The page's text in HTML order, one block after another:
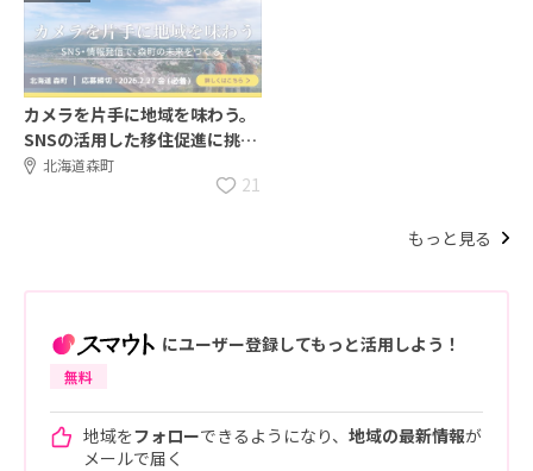
カメラを片手に地域を味わう。
SNSの活用した移住促進に挑戦
する地域おこし協力隊募集！
北海道森町
21
もっと見る
にユーザー登録してもっと活用しよう！
無料
地域をフォローできるようになり、 地域の最新情報が
メールで届く